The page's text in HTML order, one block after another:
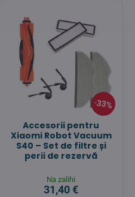
33%
Accesorii pentru
Xiaomi Robot Vacuum
S40 – Set de filtre și
perii de rezervă
Na zalihi
31,40 €